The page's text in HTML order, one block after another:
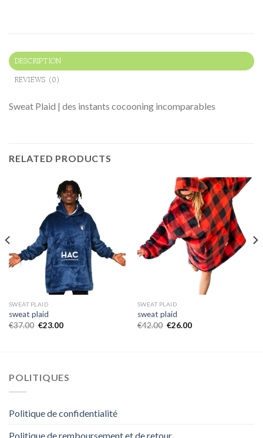
DESCRIPTION
REVIEWS (0)
Sweat Plaid | des instants cocooning incomparables
RELATED PRODUCTS
SWEAT PLAID
sweat plaid
€37.00 €23.00
SWEAT PLAID
sweat plaid
€42.00 €26.00
POLITIQUES
Politique de confidentialité
Politique de remboursement et de retour